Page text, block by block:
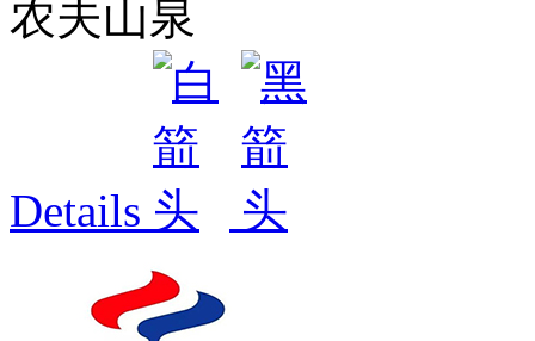
农夫山泉
Details